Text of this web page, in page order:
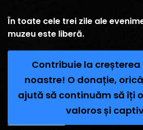
În toate cele trei zile ale
muzeu este liberă.
Contribuie la
noastre! O donație,
ajută să continuăm să îți
valoros și